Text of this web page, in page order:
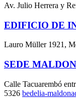
Av. Julio Herrera y
EDIFICIO DE
Lauro Müller 1921,
SEDE
Calle Tacuarembó
5326 bedelia-